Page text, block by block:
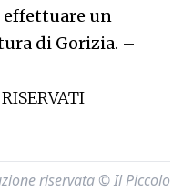
effettuare un
di Gorizia. –
riservata © Il Piccolo